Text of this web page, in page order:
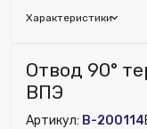
Характеристики
Наличие
Номенклатура:
Отвод 90°
ВПЭ
Артикул: B-200114